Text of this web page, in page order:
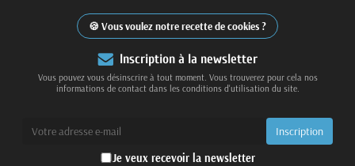
Vous voulez notre recette de cookies ?
Inscription à la newsletter
Vous pouvez vous désinscrire à tout moment. Vous trouverez pour cela nos
informations de contact dans les conditions d'utilisation du site.
Je veux recevoir la newsletter